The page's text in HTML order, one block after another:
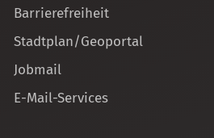
Barrierefreiheit
Stadtplan/Geoportal
Jobmail
E-Mail-Services